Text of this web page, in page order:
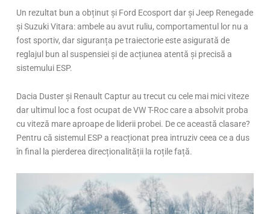
Un rezultat bun a obținut și Ford Ecosport dar și Jeep Renegade
și Suzuki Vitara: ambele au avut ruliu, comportamentul lor nu a
fost sportiv, dar siguranța pe traiectorie este asigurată de
reglajul bun al suspensiei și de acțiunea atentă și precisă a
sistemului ESP.
Dacia Duster și Renault Captur au trecut cu cele mai mici viteze
dar ultimul loc a fost ocupat de VW T-Roc care a absolvit proba
cu viteză mare aproape de liderii probei. De ce această clasare?
Pentru că sistemul ESP a reacționat prea intruziv ceea ce a dus
în final la pierderea direcționalității la roțile față.